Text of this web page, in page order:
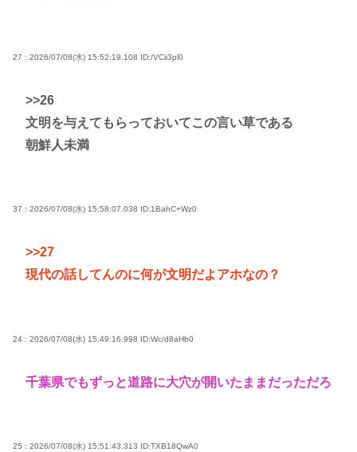
27 : 2026/07/08(水) 15:52:19.108 ID:/VCii3pl0
>>26
文明を与えてもらっておいてこの言い草である
朝鮮人未満
37 : 2026/07/08(水) 15:58:07.038 ID:1BahC+Wz0
>>27
現代の話してんのに何が文明だよアホなの？
24 : 2026/07/08(水) 15:49:16.998 ID:Wc/d8aHb0
千葉県でもずっと道路に大穴が開いたままだっただろ
25 : 2026/07/08(水) 15:51:43.313 ID:TXB18QwA0